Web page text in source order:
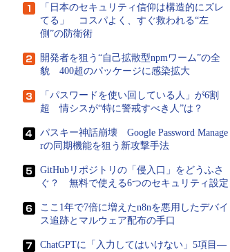
「日本のセキュリティ信仰は構造的にズレ
てる」 コスパよく、すぐ救われる“左
側”の防衛術
開発者を狙う“自己拡散型npmワーム”の全
貌 400超のパッケージに感染拡大
「パスワードを使い回している人」が6割
超 情シスが“特に警戒すべき人”は？
パスキー神話崩壊 Google Password Manage
rの同期機能を狙う新攻撃手法
GitHubリポジトリの「侵入口」をどうふさ
ぐ？ 無料で使える6つのセキュリティ設定
ここ1年で7倍に増えたn8nを悪用したデバイ
ス追跡とマルウェア配布の手口
ChatGPTに「入力してはいけない」5項目―